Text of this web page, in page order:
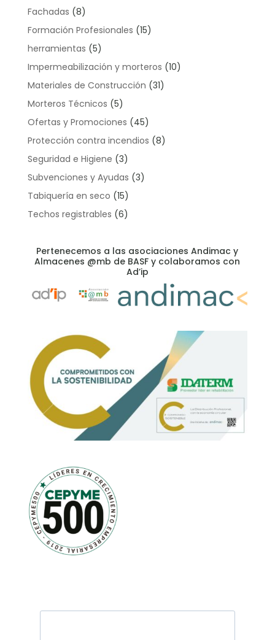
Fachadas (8)
Formación Profesionales (15)
herramientas (5)
Impermeabilización y morteros (10)
Materiales de Construcción (31)
Morteros Técnicos (5)
Ofertas y Promociones (45)
Protección contra incendios (8)
Seguridad e Higiene (3)
Subvenciones y Ayudas (3)
Tabiquería en seco (15)
Techos registrables (6)
Pertenecemos a las asociaciones Andimac y
Almacenes @mb de BASF y colaboramos con
Ad’ip